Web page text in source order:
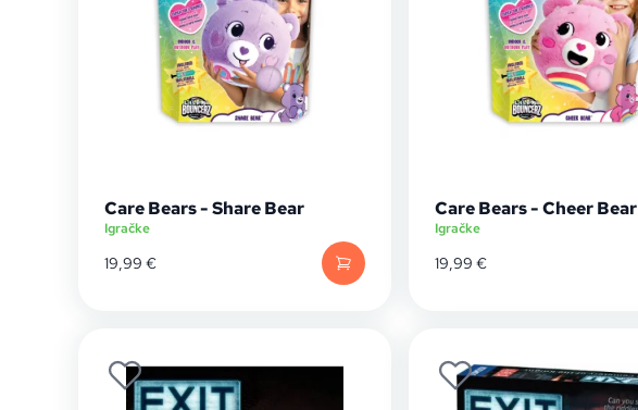
Care Bears - Share Bear
Igračke
19,99 €
Care Bears - Cheer Bear
Igračke
19,99 €